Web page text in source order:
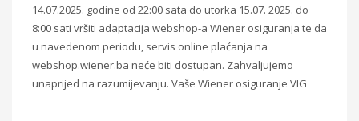
14.07.2025. godine od 22:00 sata do utorka 15.07. 2025. do
8:00 sati vršiti adaptacija webshop-a Wiener osiguranja te da
u navedenom periodu, servis online plaćanja na
webshop.wiener.ba neće biti dostupan. Zahvaljujemo
unaprijed na razumijevanju. Vaše Wiener osiguranje VIG